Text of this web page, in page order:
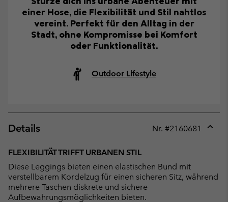
einer Hose, die Flexibilität und Stil nahtlos
vereint. Perfekt für den Alltag in der
Stadt, ohne Kompromisse bei Komfort
oder Funktionalität.
Outdoor Lifestyle
Details Nr. #2160681
FLEXIBILITÄT TRIFFT URBANEN STIL
Diese Leggings bieten einen elastischen Bund mit
verstellbarem Kordelzug für einen sicheren Sitz, während
mehrere Taschen diskrete und sichere
Aufbewahrungsmöglichkeiten bieten.